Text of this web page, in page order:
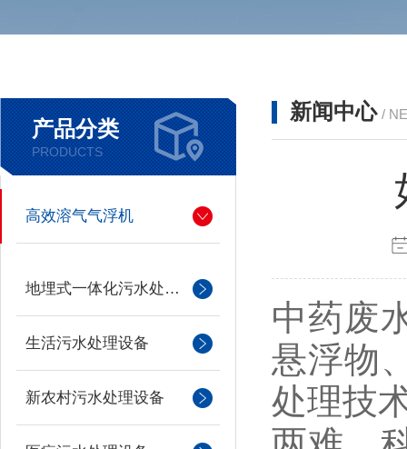
产品分类
PRODUCTS
高效溶气气浮机
地埋式一体化污水处理设备
生活污水处理设备
新农村污水处理设备
新闻中心 /
中药废
悬浮物
处理技